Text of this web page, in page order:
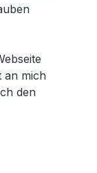
an mich
den